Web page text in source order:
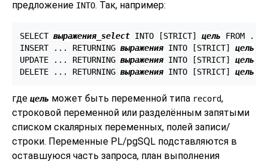
предложение INTO. Так, например:
SELECT выражения_select INTO [STRICT] цель FROM ...;
INSERT ... RETURNING выражения INTO [STRICT] цель
UPDATE ... RETURNING выражения INTO [STRICT] цель
DELETE ... RETURNING выражения INTO [STRICT] цель
где цель может быть переменной типа record,
строковой переменной или разделённым запятыми
списком скалярных переменных, полей записи/
строки. Переменные PL/pgSQL подставляются в
оставшуюся часть запроса, план выполнения